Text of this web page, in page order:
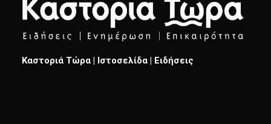
Καστοριά Τώρα | Ιστοσελίδα | Ειδήσεις